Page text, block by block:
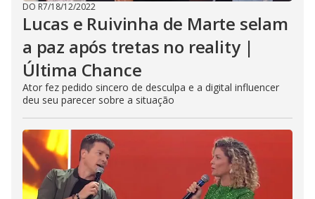
DO R7/18/12/2022
Lucas e Ruivinha de Marte selam
a paz após tretas no reality |
Última Chance
Ator fez pedido sincero de desculpa e a digital influencer
deu seu parecer sobre a situação